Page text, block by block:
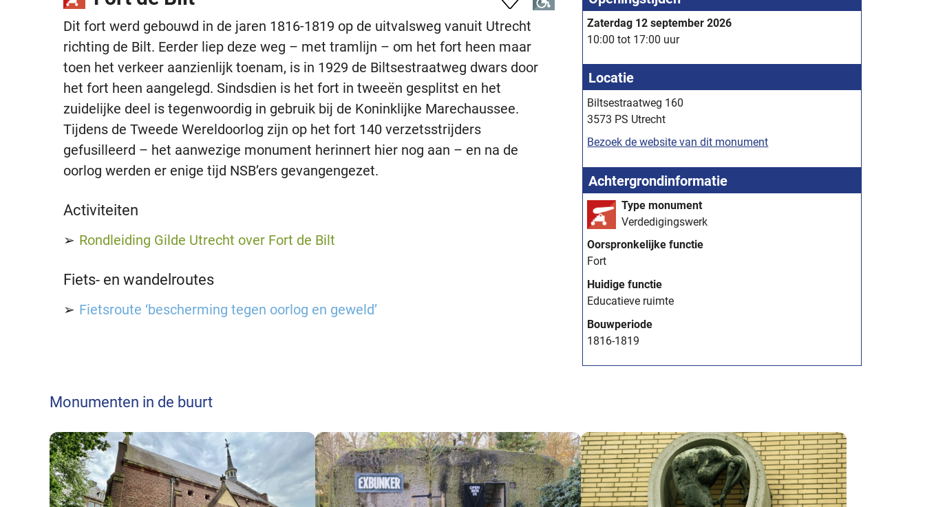
Dit fort werd gebouwd in de jaren 1816-1819 op de uitvalsweg vanuit Utrecht
richting de Bilt. Eerder liep deze weg – met tramlijn – om het fort heen maar
toen het verkeer aanzienlijk toenam, is in 1929 de Biltsestraatweg dwars door
het fort heen aangelegd. Sindsdien is het fort in tweeën gesplitst en het
zuidelijke deel is tegenwoordig in gebruik bij de Koninklijke Marechaussee.
Tijdens de Tweede Wereldoorlog zijn op het fort 140 verzetsstrijders
gefusilleerd – het aanwezige monument herinnert hier nog aan – en na de
oorlog werden er enige tijd NSB’ers gevangengezet.
Activiteiten
Rondleiding Gilde Utrecht over Fort de Bilt
Fiets- en wandelroutes
Fietsroute ‘bescherming tegen oorlog en geweld’
Zaterdag 12 september 2026
10:00 tot 17:00 uur
Locatie
Biltsestraatweg 160
3573 PS Utrecht
Bezoek de website van dit monument
Achtergrondinformatie
Type monument
Verdedigingswerk
Oorspronkelijke functie
Fort
Huidige functie
Educatieve ruimte
Bouwperiode
1816-1819
Monumenten in de buurt